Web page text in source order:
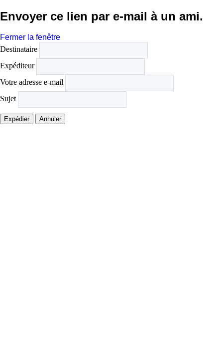
Envoyer ce lien par e-mail à un ami.
Fermer la fenêtre
Destinataire
Expéditeur
Votre adresse e-mail
Sujet
Expédier Annuler